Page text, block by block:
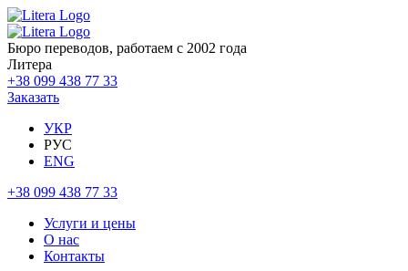
Бюро переводов, работаем с 2002 года
Литера
+38 099 438 77 33
Заказать
УКР
РУС
ENG
+38 099 438 77 33
Услуги и цены
О нас
Контакты